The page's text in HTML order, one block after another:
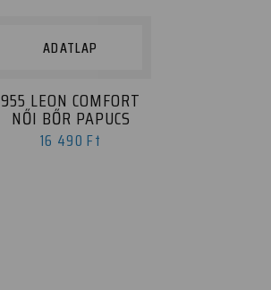
ADATLAP
955 LEON COMFORT
NŐI BŐR PAPUCS
16 490 Ft